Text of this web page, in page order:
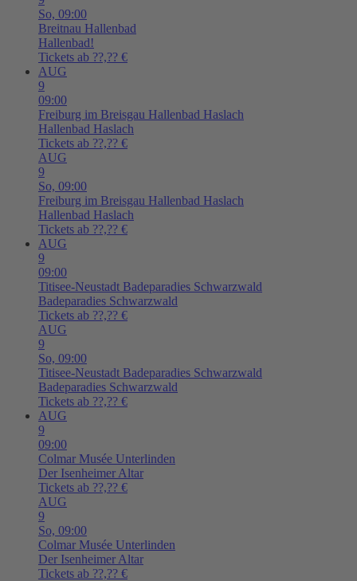
So, 09:00
Breitnau Hallenbad
Hallenbad!
Tickets ab ??,?? €
AUG
9
09:00
Freiburg im Breisgau Hallenbad Haslach
Hallenbad Haslach
Tickets ab ??,?? €
AUG
9
So, 09:00
Freiburg im Breisgau Hallenbad Haslach
Hallenbad Haslach
Tickets ab ??,?? €
AUG
9
09:00
Titisee-Neustadt Badeparadies Schwarzwald
Badeparadies Schwarzwald
Tickets ab ??,?? €
AUG
9
So, 09:00
Titisee-Neustadt Badeparadies Schwarzwald
Badeparadies Schwarzwald
Tickets ab ??,?? €
AUG
9
09:00
Colmar Musée Unterlinden
Der Isenheimer Altar
Tickets ab ??,?? €
AUG
9
So, 09:00
Colmar Musée Unterlinden
Der Isenheimer Altar
Tickets ab ??,?? €